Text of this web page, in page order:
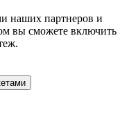
наших партнеров и
вы сможете включить